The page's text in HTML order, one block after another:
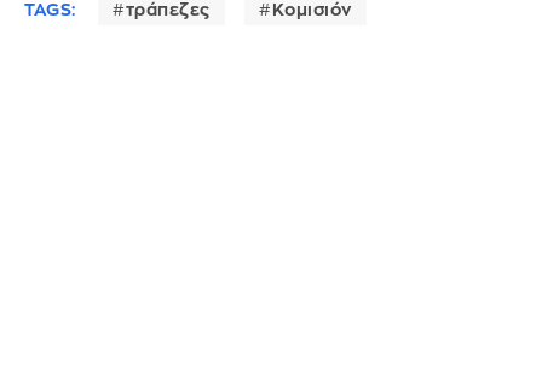
TAGS: τράπεζες Κομισιόν